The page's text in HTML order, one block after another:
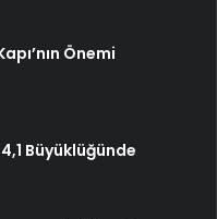
Önemi
Büyüklüğünde